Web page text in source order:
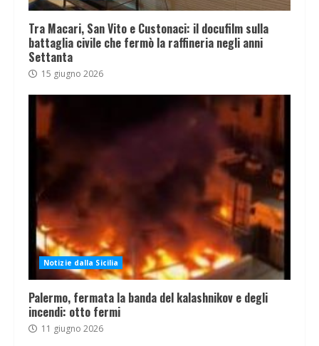
Tra Macari, San Vito e Custonaci: il docufilm sulla
battaglia civile che fermò la raffineria negli anni
Settanta
15 giugno 2026
Notizie dalla Sicilia
Palermo, fermata la banda del kalashnikov e degli
incendi: otto fermi
11 giugno 2026